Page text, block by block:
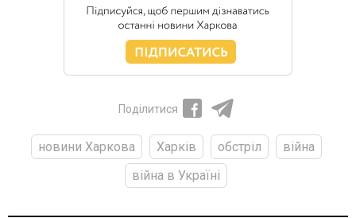
Поділитися
новини Харкова Харків обстріл
війна
війна в Україні